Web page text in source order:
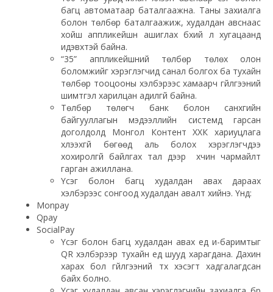
багц автоматаар баталгаажна. Таны захиалга
болон төлбөр баталгаажиж, худалдан авснаас
хойш аппликейшн ашиглах бүхий л хугацаанд
идэвхтэй байна.
“35” аппликейшний төлбөр төлөх олон
боломжийг хэрэглэгчид санал болгох ба тухайн
төлбөр тооцооны хэлбэрээс хамаарч гүйлгээний
шимтгэл харилцан адилгүй байна.
Төлбөр төлөгч банк болон санхүүгийн
байгууллагын мэдээллийн системд гарсан
доголдолд Монгол Контент ХХК хариуцлага
хүлээхгүй бөгөөд аль болох хэрэглэгчдээ
хохиролгүй байлгах тал дээр хүчин чармайлт
гарган ажиллана.
Үсэг болон багц худалдан авах дараах
хэлбэрээс сонгоод худалдан авалт хийнэ. Үүнд:
Monpay
Qpay
SocialPay
Үсэг болон багц худалдан авах үед и-баримтыг
QR хэлбэрээр тухайн үед шууд харагдана. Дахин
харах бол гүйлгээний түүх хэсэгт хадгалагдсан
байх болно.